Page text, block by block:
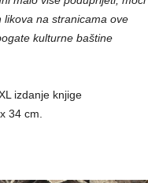
na stranicama ove
kulturne baštine
izdanje knjige
34 cm.